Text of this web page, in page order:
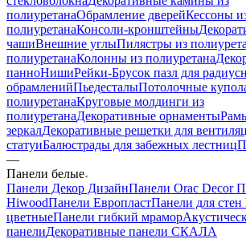
полиуретанаОбрамление дверейКессоны
полиуретанаКонсоли-кронштейны
чашиВнешние углыПилястры из
полиуретанаКолонны из полиуретана
панноНишиРейки-Брусок пазл для
обрамленийПьедесталыПотолочные
полиуретанаКруговые молдинги из
полиуретанаДекоративные орнаменты
зеркалДекоративные решетки для
статуиБалюстрады для забежных лестниц
—
Панели белые
Панели Декор ДизайнПанели Orac Decor
HiwoodПанели ЕвропластПанели для
цветныеПанели гибкий мрамор
панелиДекоративные панели СКАЛА